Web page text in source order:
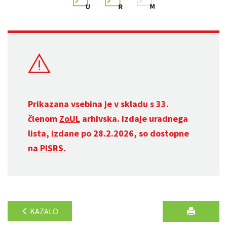
Prikazana vsebina je v skladu s 33.
členom ZoUL arhivska. Izdaje uradnega
lista, izdane po 28.2.2026, so dostopne
na PISRS.
KAZALO